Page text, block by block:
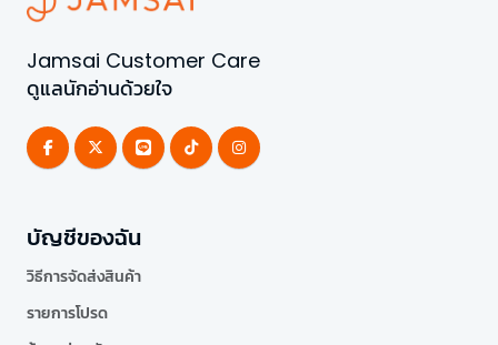
Jamsai Customer Care
ดูแลนักอ่านด้วยใจ
บัญชีของฉัน
วิธีการจัดส่งสินค้า
รายการโปรด